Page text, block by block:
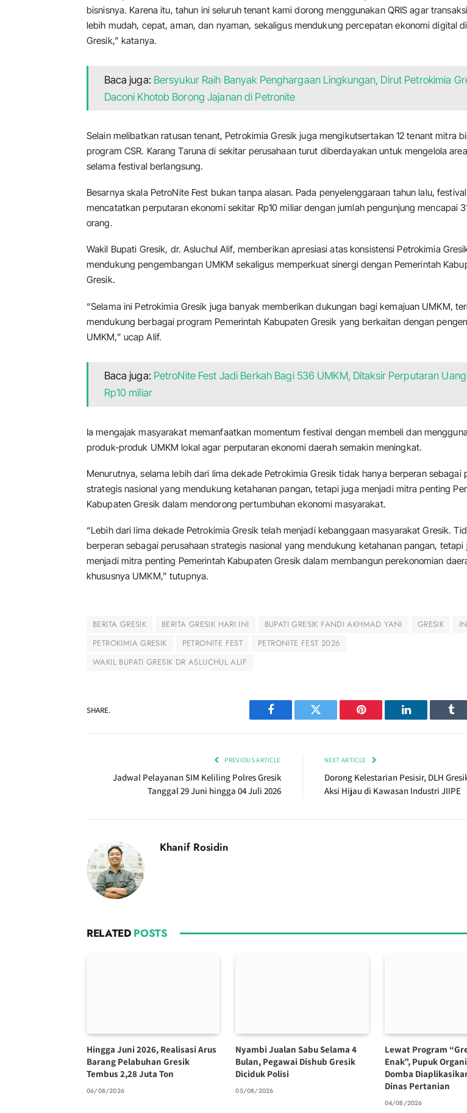
bisnisnya. Karena itu, tahun ini seluruh tenant kami dorong menggunakan QRIS agar
lebih mudah, cepat, aman, dan nyaman, sekaligus mendukung percepatan ekonomi digital
Gresik,” katanya.
Baca juga: Bersyukur Raih Banyak Penghargaan Lingkungan, Dirut Petrokimia
Daconi Khotob Borong Jajanan di Petronite
Selain melibatkan ratusan tenant, Petrokimia Gresik juga mengikutsertakan 12 tenant mitra
program CSR. Karang Taruna di sekitar perusahaan turut diberdayakan untuk mengelola
selama festival berlangsung.
Besarnya skala PetroNite Fest bukan tanpa alasan. Pada penyelenggaraan tahun lalu,
mencatatkan perputaran ekonomi sekitar Rp10 miliar dengan jumlah pengunjung mencapai
orang.
Wakil Bupati Gresik, dr. Asluchul Alif, memberikan apresiasi atas konsistensi Petrokimia
mendukung pengembangan UMKM sekaligus memperkuat sinergi dengan Pemerintah
Gresik.
“Selama ini Petrokimia Gresik juga banyak memberikan dukungan bagi kemajuan UMKM,
mendukung berbagai program Pemerintah Kabupaten Gresik yang berkaitan dengan
UMKM,” ucap Alif.
Baca juga: PetroNite Fest Jadi Berkah Bagi 536 UMKM, Ditaksir Perputaran
Rp10 miliar
Ia mengajak masyarakat memanfaatkan momentum festival dengan membeli dan
produk-produk UMKM lokal agar perputaran ekonomi daerah semakin meningkat.
Menurutnya, selama lebih dari lima dekade Petrokimia Gresik tidak hanya berperan sebagai
strategis nasional yang mendukung ketahanan pangan, tetapi juga menjadi mitra penting
Kabupaten Gresik dalam mendorong pertumbuhan ekonomi masyarakat.
“Lebih dari lima dekade Petrokimia Gresik telah menjadi kebanggaan masyarakat Gresik.
berperan sebagai perusahaan strategis nasional yang mendukung ketahanan pangan, tetapi
menjadi mitra penting Pemerintah Kabupaten Gresik dalam membangun perekonomian
khususnya UMKM,” tutupnya.
BERITA GRESIK BERITA GRESIK HARI INI BUPATI GRESIK FANDI AKHMAD YANI GRESIK
PETROKIMIA GRESIK
PETRONITE FEST
PETRONITE FEST 2026
WAKIL BUPATI GRESIK DR ASLUCHUL ALIF
SHARE.
Facebook Twitter Pinterest LinkedIn
PREVIOUS ARTICLE
Jadwal Pelayanan SIM Keliling Polres Gresik
Tanggal 29 Juni hingga 04 Juli 2026
NEXT ARTICLE
Dorong Kelestarian Pesisir, DLH
Aksi Hijau di Kawasan Industri JIIPE
Khanif Rosidin
RELATED POSTS
Hingga Juni 2026, Realisasi Arus
Barang Pelabuhan Gresik
Tembus 2,28 Juta Ton
06/08/2026
Nyambi Jualan Sabu Selama 4
Bulan, Pegawai Dishub Gresik
Diciduk Polisi
05/08/2026
Lewat Program
Enak”, Pupuk
Domba
Dinas Pertanian
04/08/2026